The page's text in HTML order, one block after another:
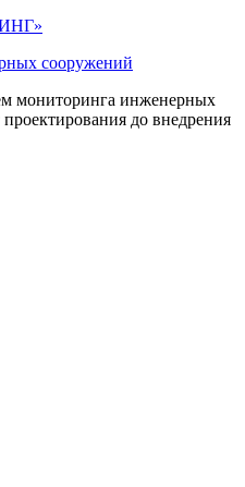
сооружений
мониторинга инженерных
до внедрения